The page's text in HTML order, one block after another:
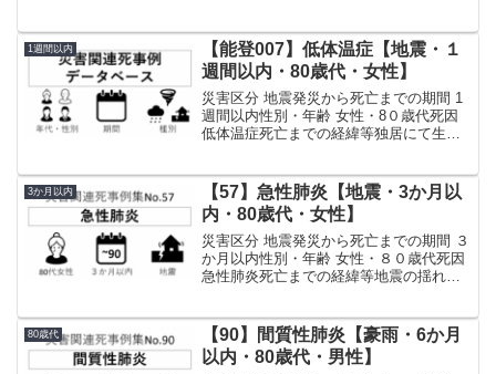
であった看護師が、被災者に連絡を試み
るも応答がなかっ...
1週間以内
【能登007】低体温症【地震・１
週間以内・80歳代・女性】
災害区分 地震発災から死亡までの期間 1
週間以内性別・年齢 女性・8０歳代死因
低体温症死亡までの経緯等独居にて生活
スで生活をしていたが、１月３日に所在
不明となる。１月...
3か月以内
【57】急性肺炎【地震・3か月以
内・80歳代・女性】
災害区分 地震発災から死亡までの期間 ３
か月以内性別・年齢 女性・８０歳代死因
急性肺炎死亡までの経緯等地震の揺れに
後、呼吸が速く胸の辺りに違和感がある
ことを訴えた。家...
80歳代
【90】間質性肺炎【豪雨・6か月
以内・80歳代・男性】